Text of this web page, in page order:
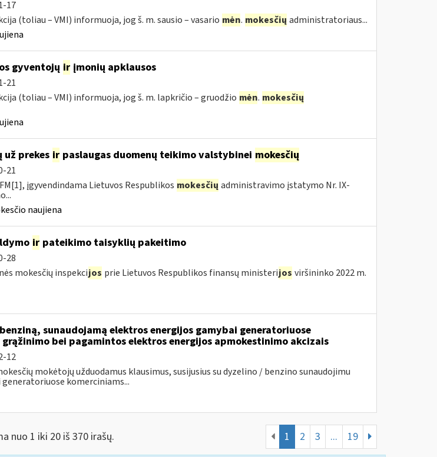
17
(toliau – VMI) informuoja, jog š. m. sausio – vasario mėn. mokesčių administratoriaus...
gyventojų irįmonių apklausos
21
(toliau – VMI) informuoja, jog š. m. lapkričio – gruodžio mėn. mokesčių
už prekes irpaslaugas duomenų teikimo valstybinei mokesčių
21
įgyvendindama Lietuvos Respublikos mokesčių administravimo įstatymo Nr. IX-
naujiena
irpateikimo taisyklių pakeitimo
28
mokesčių inspekcijos prie Lietuvos Respublikos finansų ministerijos viršininko 2022 m.
sunaudojamą elektros energijos gamybai generatoriuose
bei pagamintos elektros energijos apmokestinimo akcizais
12
mokėtojų užduodamus klausimus, susijusius su dyzelino / benzino sunaudojimu
komerciniams...
nuo 1 iki 20 iš 370 irašų. 1 2 3 ... 19